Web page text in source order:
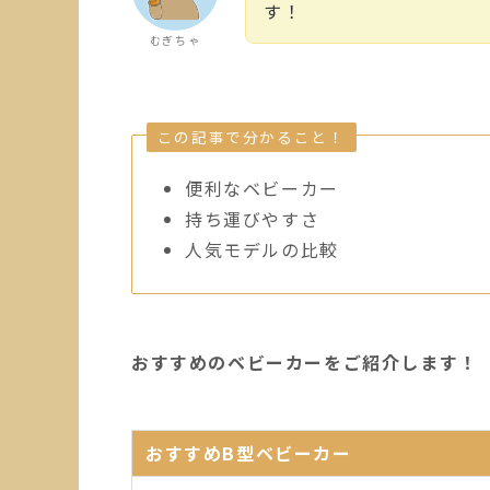
むぎちゃ
す！
この記事で分かること！
便利なベビーカー
持ち運びやすさ
人気モデルの比較
おすすめのベビーカーをご紹介します！
おすすめB型ベビーカー